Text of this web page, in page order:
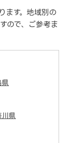
ます。地域別の
ので、ご参考ま
県
川県